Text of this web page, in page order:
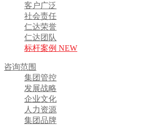
客户广泛
社会责任
仁达荣誉
仁达团队
标杆案例 NEW
咨询范围
集团管控
发展战略
企业文化
人力资源
集团品牌